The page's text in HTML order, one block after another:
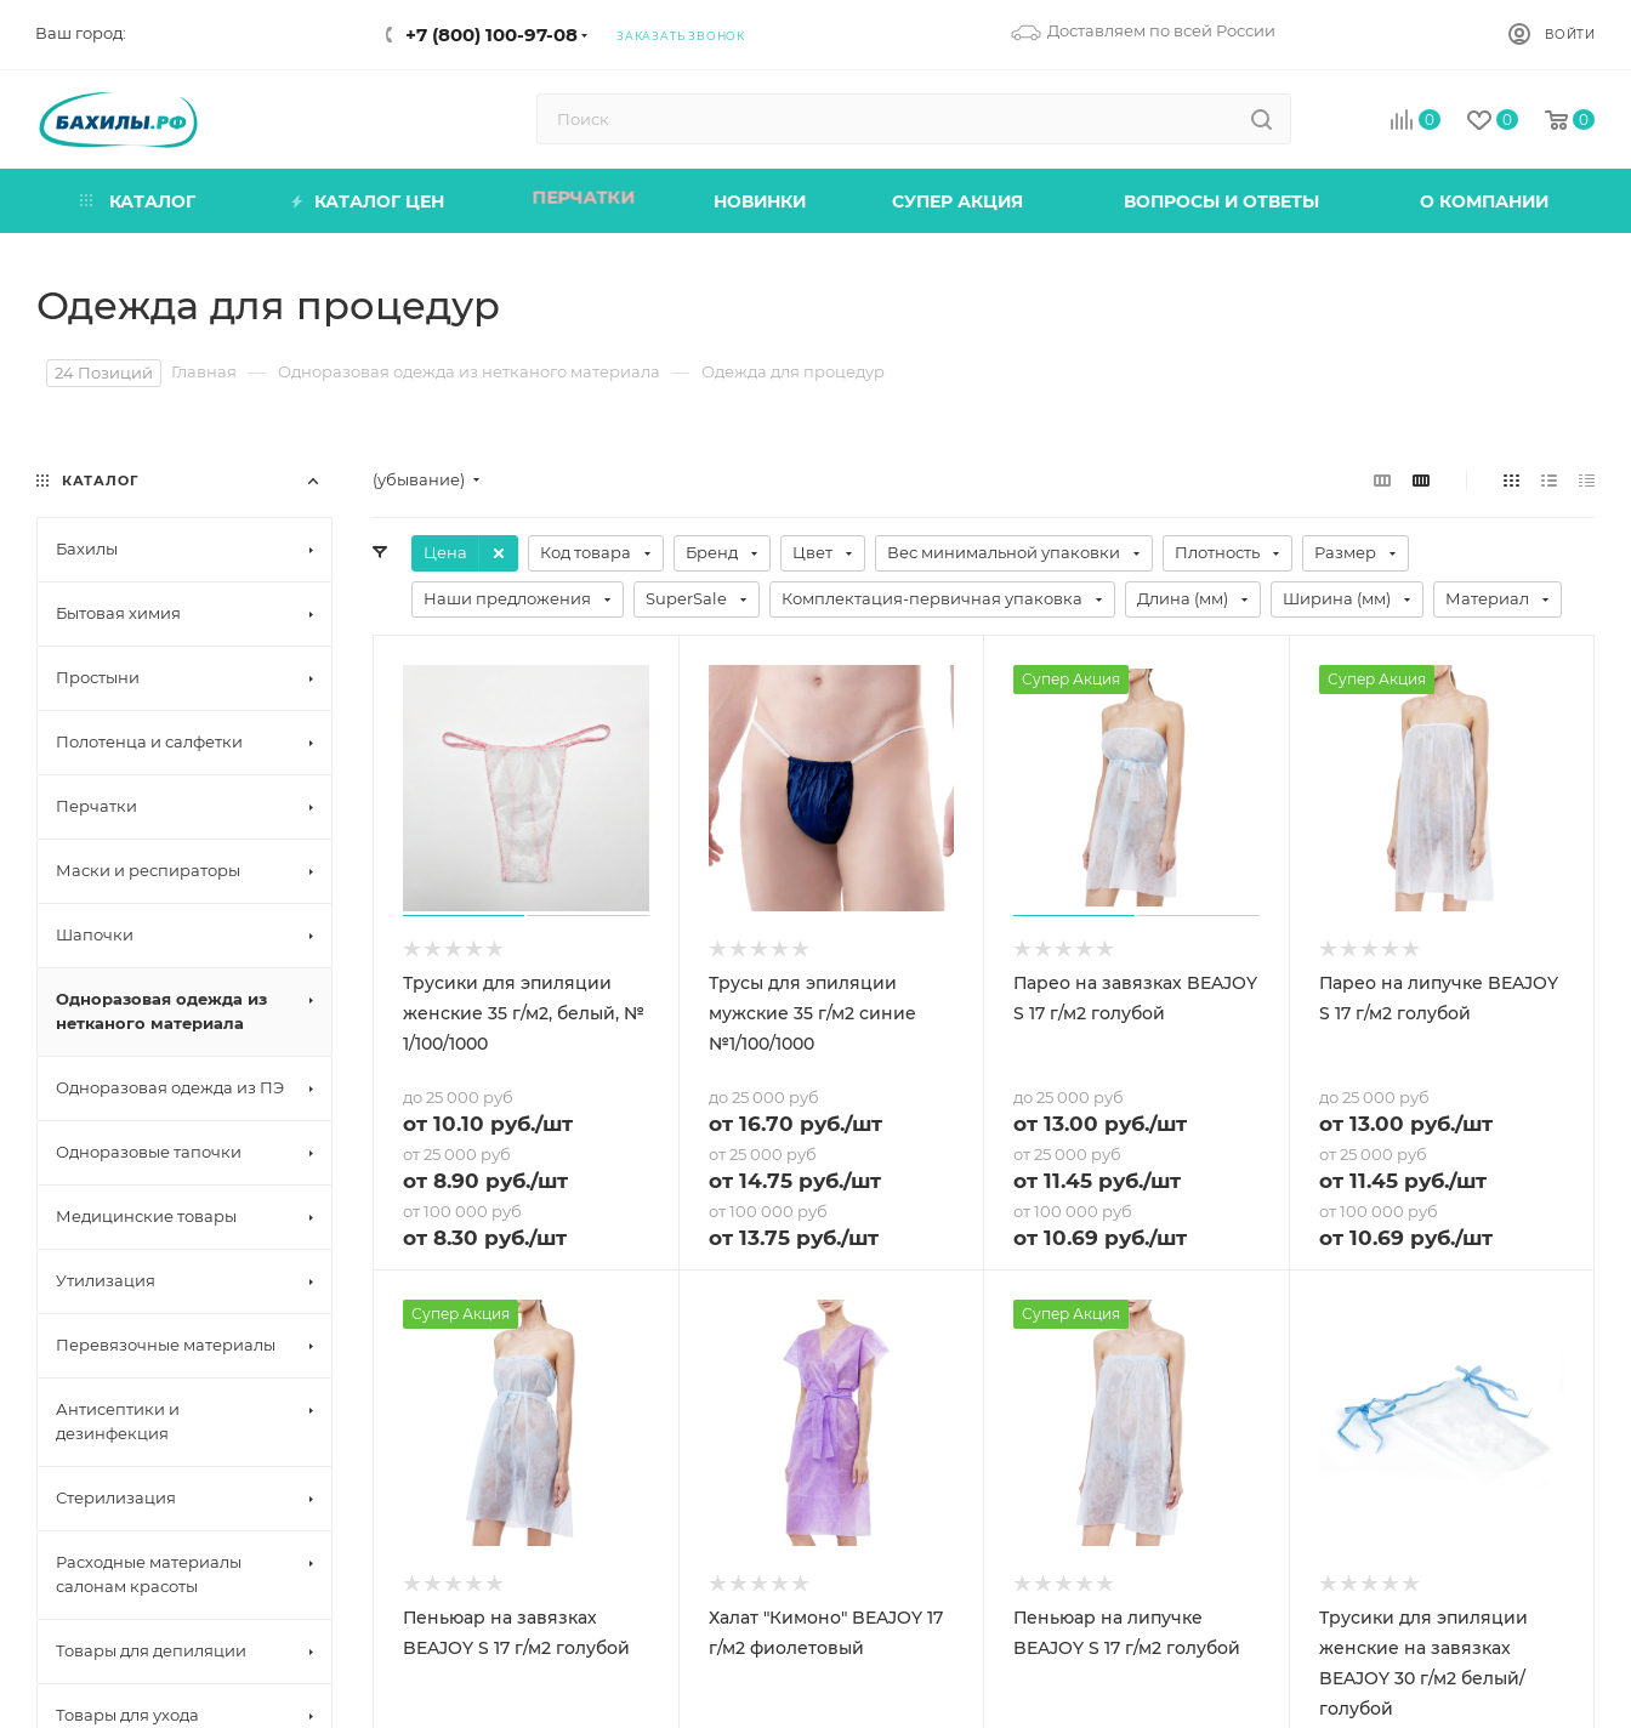
Ваш город: +7 (800) 100-97-08 ЗАКАЗАТЬ ЗВОНОК Доставляем по всей России ВОЙТИ
0 0 0
КАТАЛОГ КАТАЛОГ ЦЕН ПЕРЧАТКИ НОВИНКИ СУПЕР АКЦИЯ ВОПРОСЫ И ОТВЕТЫ О КОМПАНИИ
Одежда для процедур
24 Позиций Главная — Одноразовая одежда из нетканого материала — Одежда для процедур
(убывание)
Цена Код товара Бренд Цвет Вес минимальной упаковки Плотность Размер
Наши предложения SuperSale Комплектация-первичная упаковка Длина (мм) Ширина (мм) Материал
Трусики для эпиляции
женские 35 г/м2, белый, №
1/100/1000
до 25 000 руб
от 10.10 руб./шт
от 25 000 руб
от 8.90 руб./шт
от 100 000 руб
от 8.30 руб./шт
Трусы для эпиляции
мужские 35 г/м2 синие
№1/100/1000
до 25 000 руб
от 16.70 руб./шт
от 25 000 руб
от 14.75руб./шт
от 100 000 руб
от 13.75руб./шт
Супер Акция
Парео на завязках BEAJOY
S 17 г/м2 голубой
до 25 000 руб
от 13.00 руб./шт
от 25 000 руб
от 11.45 руб./шт
от 100 000 руб
от 10.69 руб./шт
Супер Акция
Парео на липучке BEAJOY
S 17 г/м2 голубой
до 25 000 руб
от 13.00 руб./шт
от 25 000 руб
от 11.45руб./шт
от 100 000 руб
от 10.69руб./шт
Супер Акция
Пеньюар на завязках
BEAJOY S 17 г/м2 голубой
Халат "Кимоно" BEAJOY 17
г/м2 фиолетовый
Супер Акция
Пеньюар на липучке
BEAJOY S 17 г/м2 голубой
Трусики для эпиляции
женские на завязках
BEAJOY 30 г/м2 белый/
голубой
КАТАЛОГ
Бахилы
Бытовая химия
Простыни
Полотенца и салфетки
Перчатки
Маски и респираторы
Шапочки
Одноразовая одежда из
нетканого материала
Одноразовая одежда из ПЭ
Одноразовые тапочки
Медицинские товары
Утилизация
Перевязочные материалы
Антисептики и
дезинфекция
Стерилизация
Расходные материалы
салонам красоты
Товары для депиляции
Товары для ухода